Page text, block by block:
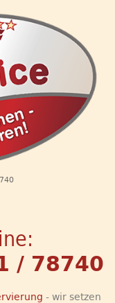
/ 78740
- wir setzen